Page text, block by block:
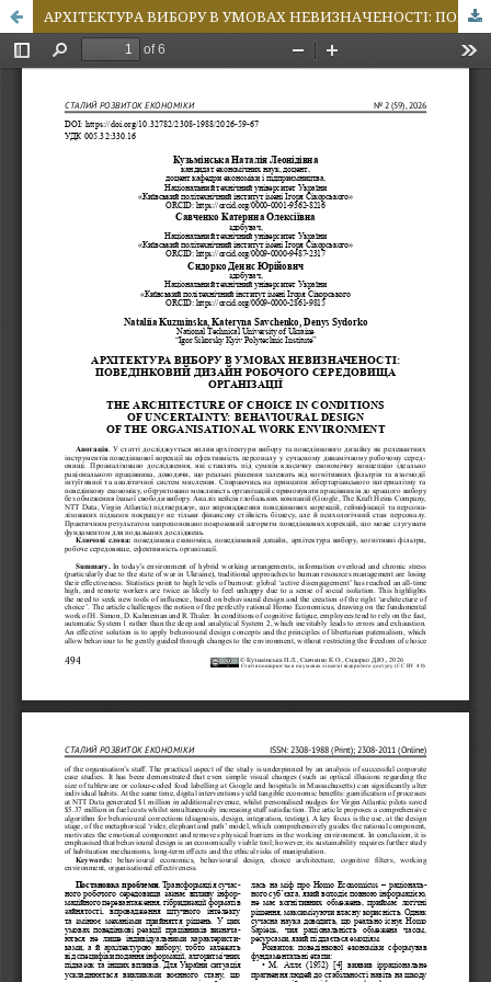
АРХІТЕКТУРА ВИБОРУ В УМОВАХ НЕВИЗНАЧЕНОСТІ: ПОВЕДІНКОВИЙ ДИЗАЙН РОБОЧОГО СЕРЕДОВИЩА ОРГАНІЗАЦІЇ